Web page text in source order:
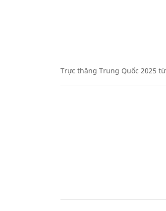
Trực thăng Trung Quốc 2025